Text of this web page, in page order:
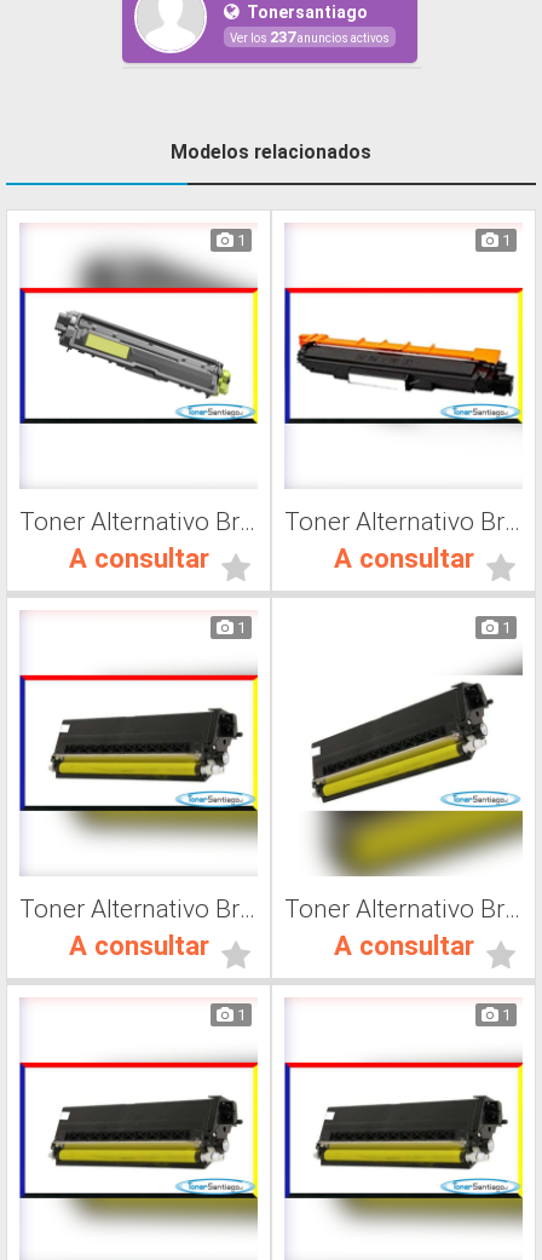
Tonersantiago
Ver los 237anuncios activos
Modelos relacionados
1
Toner Alternativo Brother TN 217M, Impresora Láser
A consultar
1
Toner Alternativo Brother TN 230Y, Impresora Láser
A consultar
1
Toner Alternativo Brother TN 315Y, Impresora Láser
A consultar
1
Toner Alternativo Brother TN 315K, Impresora Láser
A consultar
1 1